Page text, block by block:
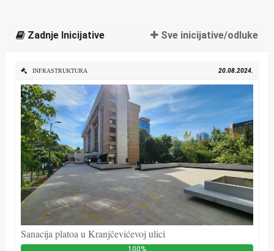
Zadnje Inicijative Sve inicijative/odluke
INFRASTRUKTURA 20.08.2024.
Sanacija platoa u Kranjčevićevoj ulici
100%